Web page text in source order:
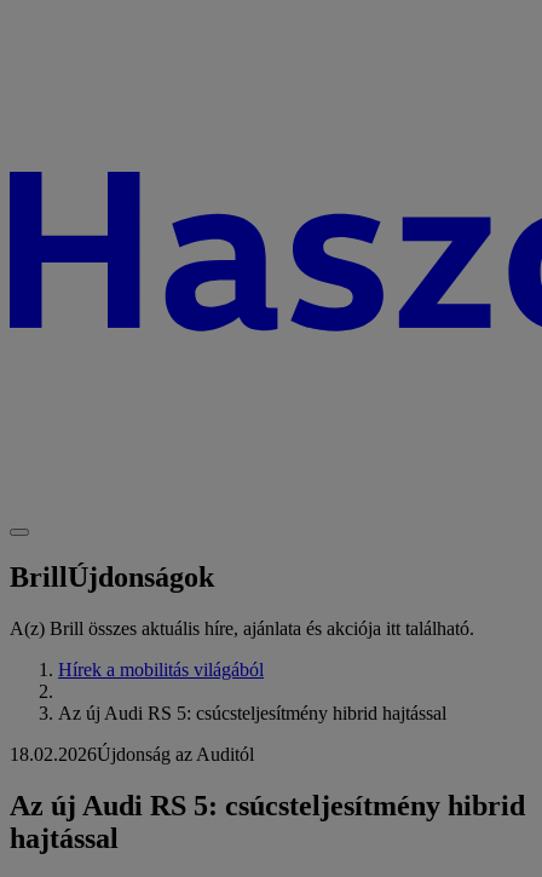
BrillÚjdonságok
A(z) Brill összes aktuális híre, ajánlata és akciója itt található.
Hírek a mobilitás világából
Az új Audi RS 5: csúcsteljesítmény hibrid hajtással
18.02.2026Újdonság az Auditól
Az új Audi RS 5: csúcsteljesítmény hibrid
hajtással